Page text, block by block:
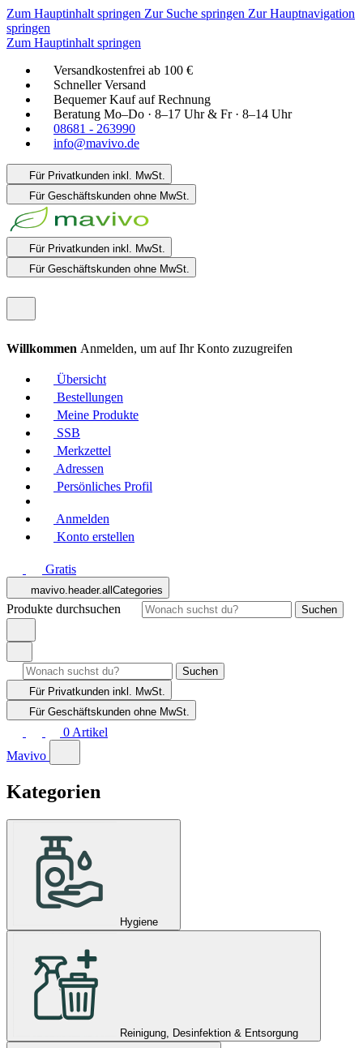
Zum Hauptinhalt springen Zur Suche springen Zur Hauptnavigation
springen
Zum Hauptinhalt springen
Versandkostenfrei ab 100 €
Schneller Versand
Bequemer Kauf auf Rechnung
Beratung Mo–Do · 8–17 Uhr & Fr · 8–14 Uhr
08681 - 263990
info@mavivo.de
Für Privatkunden inkl. MwSt.
Für Geschäftskunden ohne MwSt.
Für Privatkunden inkl. MwSt.
Für Geschäftskunden ohne MwSt.
Willkommen Anmelden, um auf Ihr Konto zuzugreifen
Übersicht
Bestellungen
Meine Produkte
SSB
Merkzettel
Adressen
Persönliches Profil
Anmelden
Konto erstellen
Gratis
mavivo.header.allCategories
Produkte durchsuchen Suchen
Suchen
Für Privatkunden inkl. MwSt.
Für Geschäftskunden ohne MwSt.
0 Artikel
Mavivo
Kategorien
Hygiene
Reinigung, Desinfektion & Entsorgung